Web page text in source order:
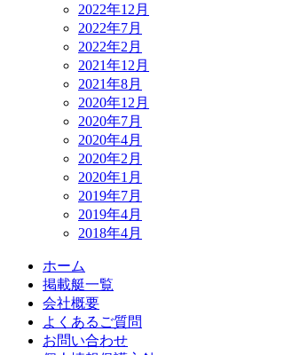
2022年12月
2022年7月
2022年2月
2021年12月
2021年8月
2020年12月
2020年7月
2020年4月
2020年2月
2020年1月
2019年7月
2019年4月
2018年4月
ホーム
掲載艇一覧
会社概要
よくあるご質問
お問い合わせ